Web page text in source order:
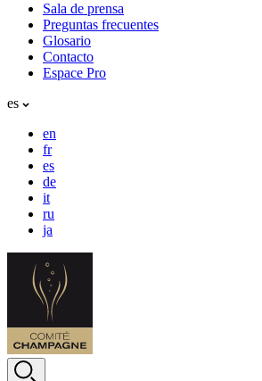
Sala de prensa
Preguntas frecuentes
Glosario
Contacto
Espace Pro
es
en
fr
es
de
it
ru
ja